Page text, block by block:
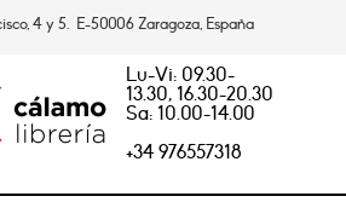
4 y 5. E-50006 Zaragoza, España
Lu-Vi: 09.30-
13.30, 16.30-20.30
Sa: 10.00-14.00
+34 976557318